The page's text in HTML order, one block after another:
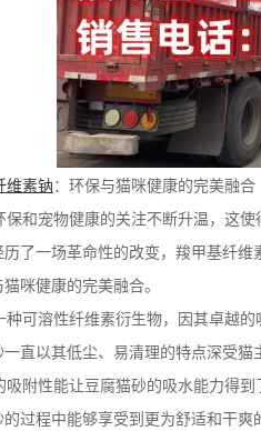
维素钠：环保与猫咪健康的完美融合
和宠物健康的关注不断升温，这
了一场革命性的改变，羧甲基纤
咪健康的完美融合。
可溶性纤维素衍生物，因其卓越
直以其低尘、易清理的特点深受
附性能让豆腐猫砂的吸水能力得
过程中能够享受到更为舒适和干爽